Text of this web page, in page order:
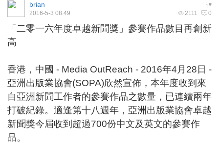
1#
brian
2111 0
2016-5-3 08:49
「二零一六年度卓越新聞獎」參賽作品數目再創新
高
香港，中國 - Media OutReach - 2016年4月28日 -
亞洲出版業協會(SOPA)欣然宣佈，本年度收到來
自亞洲新聞工作者的參賽作品之數量，已連續兩年
打破紀錄。適逢第十八週年，亞洲出版業協會卓越
新聞獎今屆收到超過700份中文及英文的參賽作
品。